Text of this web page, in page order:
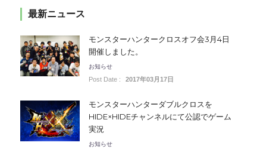
最新ニュース
モンスターハンタークロスオフ会3月4日
開催しました。
お知らせ
Post Date : 2017年03月17日
モンスターハンターダブルクロスを
HIDE×HIDEチャンネルにて公認でゲーム
実況
お知らせ